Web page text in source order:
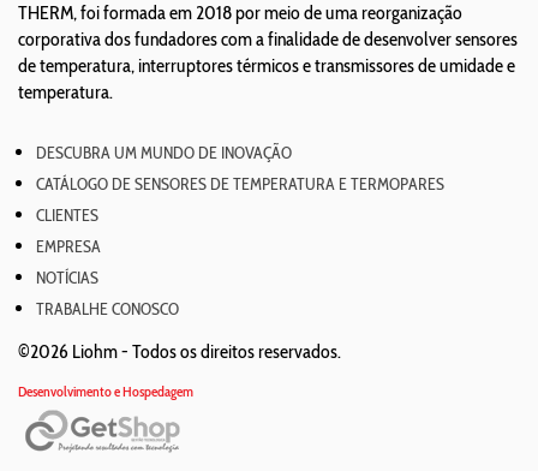
THERM, foi formada em 2018 por meio de uma reorganização
corporativa dos fundadores com a finalidade de desenvolver sensores
de temperatura, interruptores térmicos e transmissores de umidade e
temperatura.
DESCUBRA UM MUNDO DE INOVAÇÃO
CATÁLOGO DE SENSORES DE TEMPERATURA E TERMOPARES
CLIENTES
EMPRESA
NOTÍCIAS
TRABALHE CONOSCO
©2026 Liohm - Todos os direitos reservados.
Desenvolvimento e Hospedagem